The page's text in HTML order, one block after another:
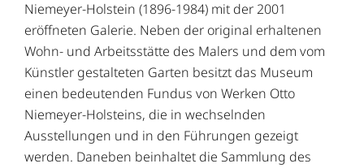
Niemeyer-Holstein (1896-1984) mit der 2001
eröffneten Galerie. Neben der original erhaltenen
Wohn- und Arbeitsstätte des Malers und dem vom
Künstler gestalteten Garten besitzt das Museum
einen bedeutenden Fundus von Werken Otto
Niemeyer-Holsteins, die in wechselnden
Ausstellungen und in den Führungen gezeigt
werden. Daneben beinhaltet die Sammlung des